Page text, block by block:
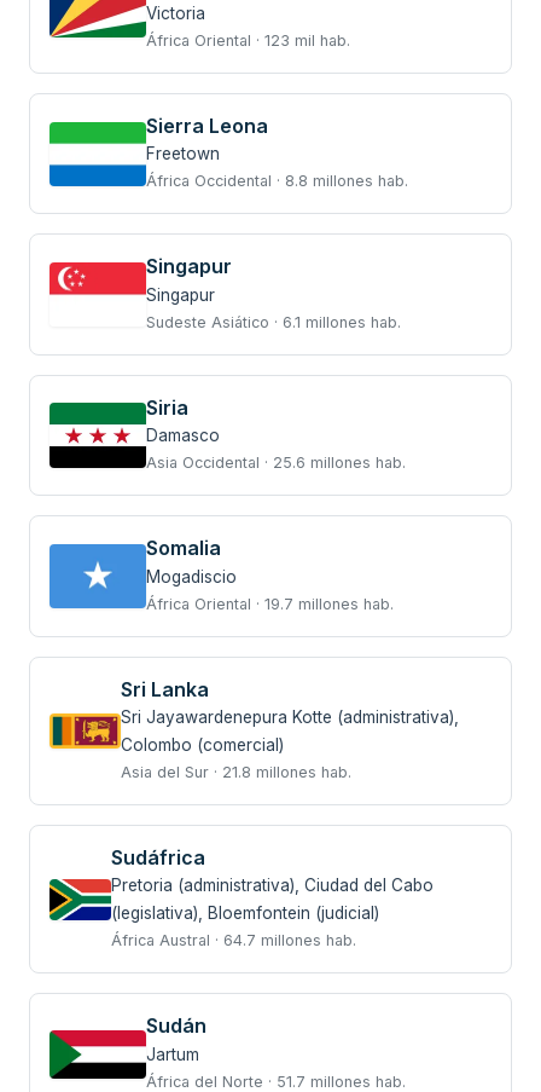
Victoria
África Oriental · 123 mil hab.
Sierra Leona
Freetown
África Occidental · 8.8 millones hab.
Singapur
Singapur
Sudeste Asiático · 6.1 millones hab.
Siria
Damasco
Asia Occidental · 25.6 millones hab.
Somalia
Mogadiscio
África Oriental · 19.7 millones hab.
Sri Lanka
Sri Jayawardenepura Kotte (administrativa),
Colombo (comercial)
Asia del Sur · 21.8 millones hab.
Sudáfrica
Pretoria (administrativa), Ciudad del Cabo
(legislativa), Bloemfontein (judicial)
África Austral · 64.7 millones hab.
Sudán
Jartum
África del Norte · 51.7 millones hab.